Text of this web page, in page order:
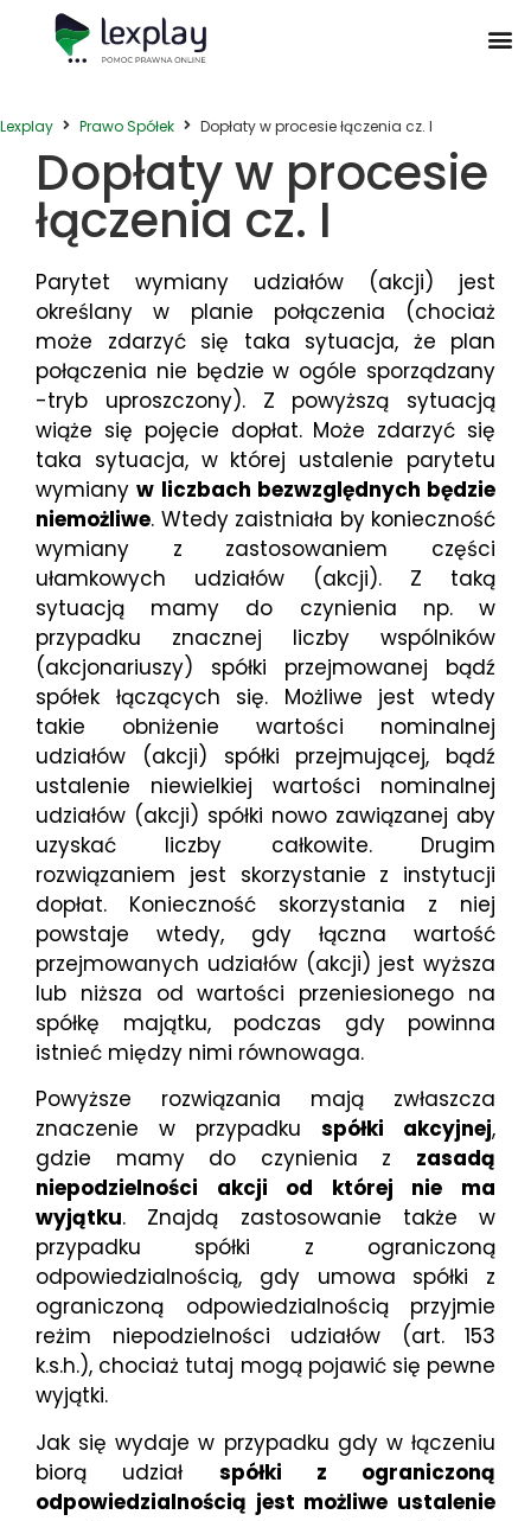
Lexplay Prawo Spółek Dopłaty w procesie łączenia cz. I
Dopłaty w procesie
łączenia cz. I
Parytet wymiany udziałów (akcji) jest
określany w planie połączenia (chociaż
może zdarzyć się taka sytuacja, że plan
połączenia nie będzie w ogóle sporządzany
-tryb uproszczony). Z powyższą sytuacją
wiąże się pojęcie dopłat. Może zdarzyć się
taka sytuacja, w której ustalenie parytetu
wymianyw liczbach bezwzględnych będzie
niemożliwe. Wtedy zaistniała by konieczność
wymiany z zastosowaniem części
ułamkowych udziałów (akcji). Z taką
sytuacją mamy do czynienia np. w
przypadku znacznej liczby wspólników
(akcjonariuszy) spółki przejmowanej bądź
spółek łączących się. Możliwe jest wtedy
takie obniżenie wartości nominalnej
udziałów (akcji) spółki przejmującej, bądź
ustalenie niewielkiej wartości nominalnej
udziałów (akcji) spółki nowo zawiązanej aby
uzyskać liczby całkowite. Drugim
rozwiązaniem jest skorzystanie z instytucji
dopłat. Konieczność skorzystania z niej
powstaje wtedy, gdy łączna wartość
przejmowanych udziałów (akcji) jest wyższa
lub niższa od wartości przeniesionego na
spółkę majątku, podczas gdy powinna
istnieć między nimi równowaga.
Powyższe rozwiązania mają zwłaszcza
znaczenie w przypadku spółki akcyjnej,
gdzie mamy do czynienia z zasadą
niepodzielności akcji od której nie ma
wyjątku. Znajdą zastosowanie także w
przypadku spółki z ograniczoną
odpowiedzialnością, gdy umowa spółki z
ograniczoną odpowiedzialnością przyjmie
reżim niepodzielności udziałów (art. 153
k.s.h.), chociaż tutaj mogą pojawić się pewne
wyjątki.
Jak się wydaje w przypadku gdy w łączeniu
biorą udział spółki z ograniczoną
odpowiedzialnością jest możliwe ustalenie